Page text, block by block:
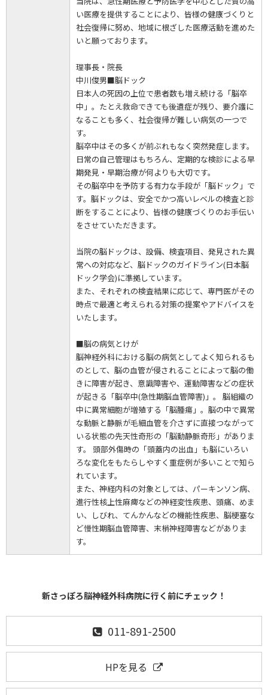
い医療を提供することにより、皆様の健康づくりと
社会復帰に努め、地域に根ざした医療活動を進めた
いと願っております。
理事長・院長
中川俊男■脳ドック
日本人の死因の上位で患者数も増え続ける「脳卒
中」。たとえ救命できても後遺症が残り、要介護に
なることも多く、社会復帰が難しい病気の一つで
す。
脳卒中はその多くが前ぶれもなく突然発症します。
日常の自己管理はもちろん、定期的な検診による早
期発見・早期治療が何よりも大切です。
その脳卒中を予防する有力な手段が「脳ドック」で
す。脳ドックは、安全でかつ高いレベルの検査と診
断をすることにより、皆様の健康づくりのお手伝い
をさせていただきます。
当院の脳ドックは、設備、検査項目、発見された異
常への対応など、脳ドックのガイドライン(日本脳
ドック学会)に準拠しています。
また、それぞれの検査結果に応じて、専門医がその
時点で最適と考えられる対策の提案やアドバイスを
いたします。
■脳の病気とけが
脳神経外科における脳の病気としてよく知られるも
のとして、脳の血管が侵されることによって脳の働
きに障害が起き、意識障害や、運動障害などの症状
が起きる「脳卒中(急性期脳血管障害)」。 脳組織の
中に異常細胞が増殖する「脳腫瘍」。脳の中で異常
な動脈と静脈が毛細血管を介さずに直接つながって
いる状態の先天性奇形の「脳動静脈奇形」がありま
す。 頭部外傷時の「頭蓋内の出血」も脳にいろい
ろな変化をもたらしやすく重症例が多いことで知ら
れています。
また、神経内科の対象としては、パーキンソン病、
進行性核上性麻痺などの神経変性疾患、頭痛、めま
い、しびれ、てんかんなどの機能性疾患、脳梗塞な
ど慢性期脳血管障害、末梢神経障害などがありま
す。
新さっぽろ脳神経外科病院に行く前にチェック！
011-891-2500
HPを見る